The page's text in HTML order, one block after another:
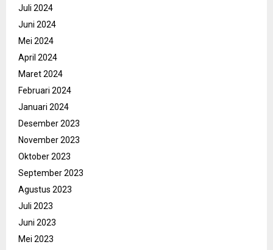
Juli 2024
Juni 2024
Mei 2024
April 2024
Maret 2024
Februari 2024
Januari 2024
Desember 2023
November 2023
Oktober 2023
September 2023
Agustus 2023
Juli 2023
Juni 2023
Mei 2023